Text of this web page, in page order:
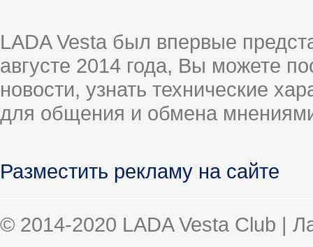
LADA Vesta был впервые
августе 2014 года, Вы можете
новости, узнать технические
для общения и обмена
Разместить рекламу на сайте
© 2014-2020 LADA Vesta Club |